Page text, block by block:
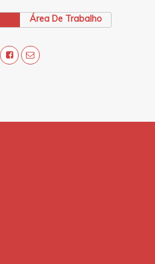
Área De Trabalho